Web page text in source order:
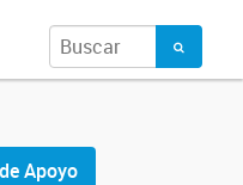
Apoyo